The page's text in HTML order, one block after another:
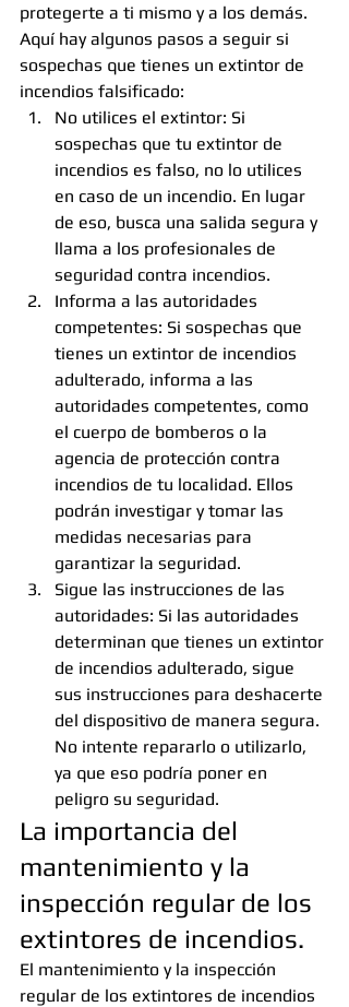
protegerte a ti mismo y a los demás.
Aquí hay algunos pasos a seguir si
sospechas que tienes un extintor de
incendios falsificado:
No utilices el extintor: Si
sospechas que tu extintor de
incendios es falso, no lo utilices
en caso de un incendio. En lugar
de eso, busca una salida segura y
llama a los profesionales de
seguridad contra incendios.
Informa a las autoridades
competentes: Si sospechas que
tienes un extintor de incendios
adulterado, informa a las
autoridades competentes, como
el cuerpo de bomberos o la
agencia de protección contra
incendios de tu localidad. Ellos
podrán investigar y tomar las
medidas necesarias para
garantizar la seguridad.
Sigue las instrucciones de las
autoridades: Si las autoridades
determinan que tienes un extintor
de incendios adulterado, sigue
sus instrucciones para deshacerte
del dispositivo de manera segura.
No intente repararlo o utilizarlo,
ya que eso podría poner en
peligro su seguridad.
La importancia del
mantenimiento y la
inspección regular de los
extintores de incendios.
El mantenimiento y la inspección
regular de los extintores de incendios